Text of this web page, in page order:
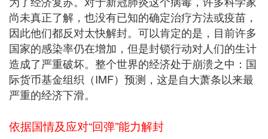
尚未真正了解，也没有已知的确定治疗方法或疫苗，
因此他们都反对太快解封。可以肯定的是，目前许多
国家的感染率仍在增加，但是封锁行动对人们的生计
造成了严重破坏。整个世界的经济处于崩溃之中：国
际货币基金组织（IMF）预测，这是自大萧条以来最
严重的经济下滑。
依据国情及应对“回弹”能力解封